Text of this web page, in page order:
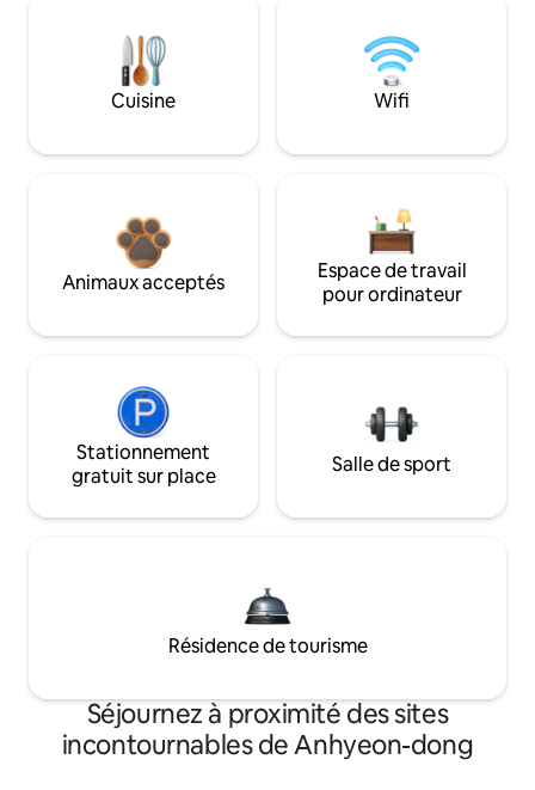
Cuisine Wifi
Animaux acceptés
Espace de travail
pour ordinateur
Stationnement
gratuit sur place
Salle de sport
Résidence de tourisme
Séjournez à proximité des sites
incontournables de Anhyeon-dong